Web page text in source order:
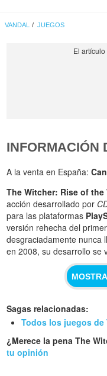
VANDAL JUEGOS
INFORMACIÓN
A la venta en España:
The Witcher: Rise of the
acción desarrollado por
para las plataformas
versión rehecha del
desgraciadamente nunca
en 2008, su desarrollo se
Sagas relacionadas:
Todos los juegos de
¿Merece la pena The
tu opinión